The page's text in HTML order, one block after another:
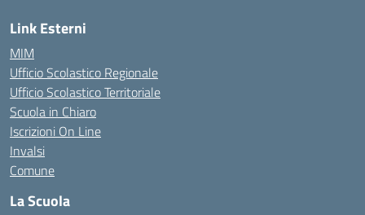
Link Esterni
MIM
Ufficio Scolastico Regionale
Ufficio Scolastico Territoriale
Scuola in Chiaro
Iscrizioni On Line
Invalsi
Comune
La Scuola